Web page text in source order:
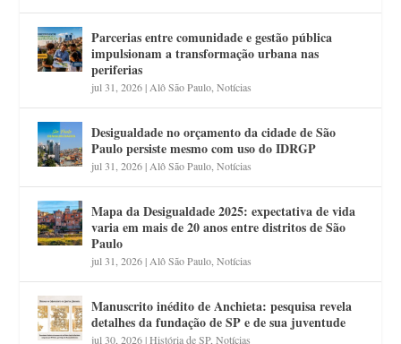
Parcerias entre comunidade e gestão pública
impulsionam a transformação urbana nas
periferias
jul 31, 2026| Alô São Paulo ,Notícias
Desigualdade no orçamento da cidade de São
Paulo persiste mesmo com uso do IDRGP
jul 31, 2026| Alô São Paulo ,Notícias
Mapa da Desigualdade 2025: expectativa de vida
varia em mais de 20 anos entre distritos de São
Paulo
jul 31, 2026| Alô São Paulo ,Notícias
Manuscrito inédito de Anchieta: pesquisa revela
detalhes da fundação de SP e de sua juventude
jul 30, 2026|História de SP,Notícias